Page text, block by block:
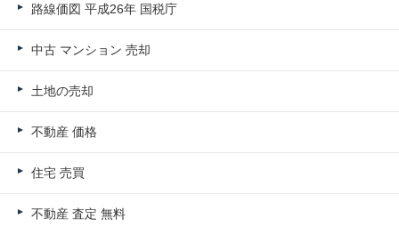
路線価図 平成26年 国税庁
中古 マンション 売却
土地の売却
不動産 価格
住宅 売買
不動産 査定 無料